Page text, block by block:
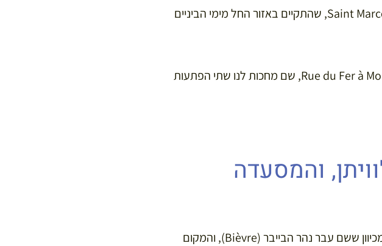
בתקופת נפוליאון השלישי. השם Saint Marcel, מגיע מהכפר Saint Marcel, שהתקיים באזור החל מימי הביניים
לאחר שיצאתם מהמטרו, התחילו ללכת צפונה ופנו ימינה ב-Rue du Fer à Moulin, שם מחכות לנו שתי הפתעות
והמסעדה
הרחוב הזה נקרא בימי הביניים רחוב Richbourg (עיר עשירה), מכיוון ששם עבר נהר הבייבר (Bièvre), והמקום